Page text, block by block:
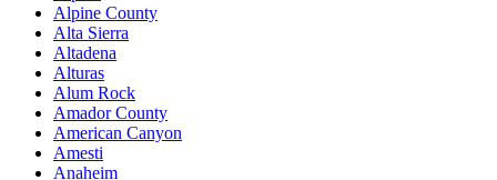
Alpine County
Alta Sierra
Altadena
Alturas
Alum Rock
Amador County
American Canyon
Amesti
Anaheim